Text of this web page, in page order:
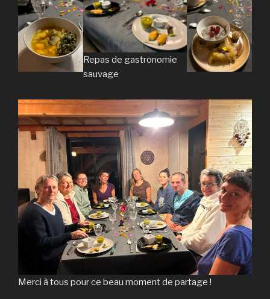
Repas de gastronomie
sauvage
Merci à tous pour ce beau moment de partage !